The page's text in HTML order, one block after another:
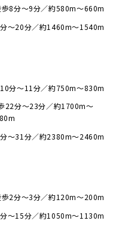
歩8分～9分／約580m～660m
～20分／約1460m～1540m
分～11分／約750m～830m
22分～23分／約1700m～
～31分／約2380m～2460m
歩2分～3分／約120m～200m
～15分／約1050m～1130m